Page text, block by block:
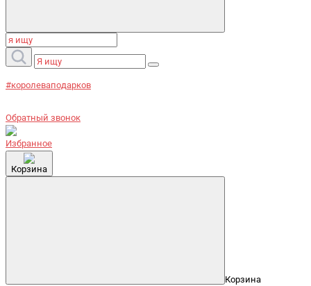
#королеваподарков
Обратный звонок
Избранное
Корзина
Корзина